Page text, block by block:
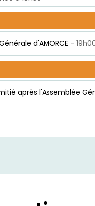
d'AMORCE -
après l'Assemblée